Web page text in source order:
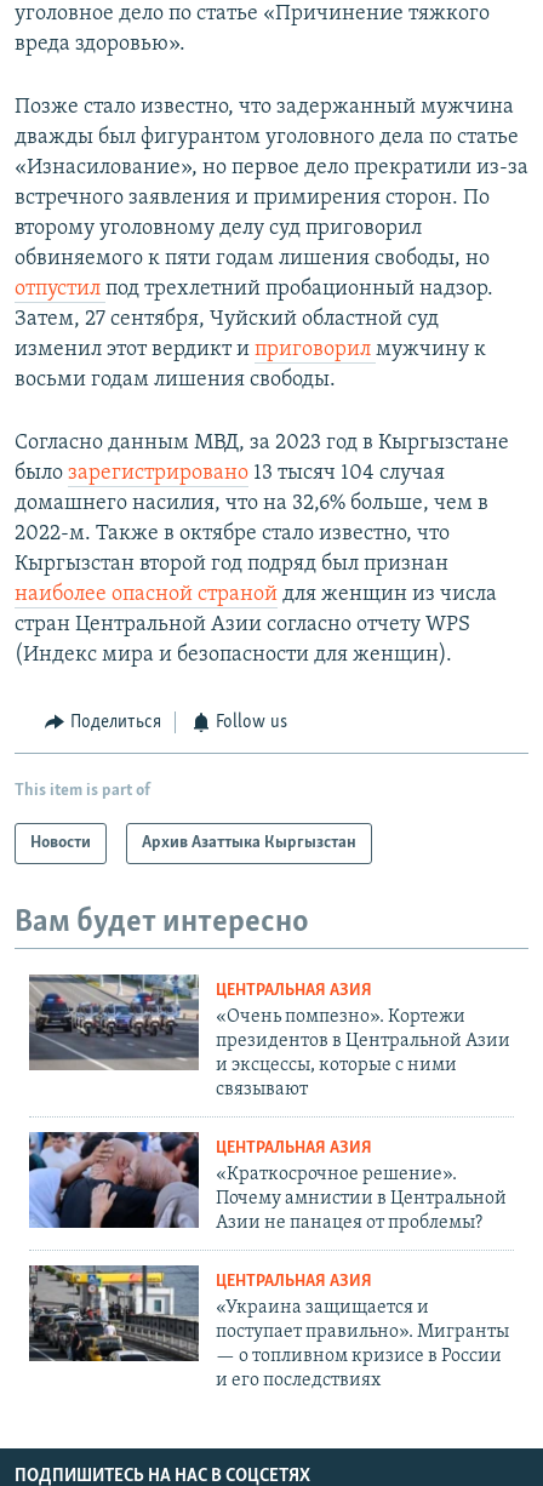
уголовное дело по статье «Причинение тяжкого
вреда здоровью».
Позже стало известно, что задержанный мужчина
дважды был фигурантом уголовного дела по статье
«Изнасилование», но первое дело прекратили из-за
встречного заявления и примирения сторон. По
второму уголовному делу суд приговорил
обвиняемого к пяти годам лишения свободы, но
отпустил под трехлетний пробационный надзор.
Затем, 27 сентября, Чуйский областной суд
изменил этот вердикт и приговорил мужчину к
восьми годам лишения свободы.
Согласно данным МВД, за 2023 год в Кыргызстане
было зарегистрировано 13 тысяч 104 случая
домашнего насилия, что на 32,6% больше, чем в
2022-м. Также в октябре стало известно, что
Кыргызстан второй год подряд был признан
наиболее опасной страной для женщин из числа
стран Центральной Азии согласно отчету WPS
(Индекс мира и безопасности для женщин).
Поделиться Follow us
This item is part of
Новости Архив Азаттыка Кыргызстан
Вам будет интересно
ЦЕНТРАЛЬНАЯ АЗИЯ
«Очень помпезно». Кортежи
президентов в Центральной Азии
и эксцессы, которые с ними
связывают
ЦЕНТРАЛЬНАЯ АЗИЯ
«Краткосрочное решение».
Почему амнистии в Центральной
Азии не панацея от проблемы?
ЦЕНТРАЛЬНАЯ АЗИЯ
«Украина защищается и
поступает правильно». Мигранты
— о топливном кризисе в России
и его последствиях
ПОДПИШИТЕСЬ НА НАС В СОЦСЕТЯХ